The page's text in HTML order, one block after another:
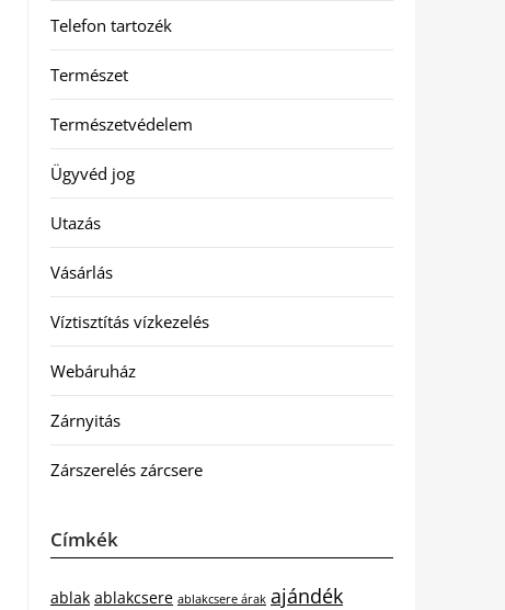
Telefon tartozék
Természet
Természetvédelem
Ügyvéd jog
Utazás
Vásárlás
Víztisztítás vízkezelés
Webáruház
Zárnyitás
Zárszerelés zárcsere
Címkék
ablak ablakcsere ablakcsere árak ajándék